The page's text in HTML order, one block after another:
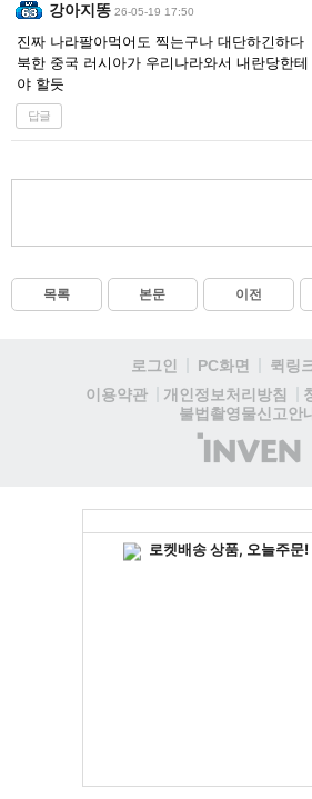
강아지똥 26-05-19 17:50
진짜 나라팔아먹어도 찍는구나 대단하긴하다
북한 중국 러시아가 우리나라와서 내란당한
야 할듯
답글
목록 본문 이전
로그인 PC화면 퀵링
이용약관
개인정보처리방침
불법촬영물신고안
(주)
인